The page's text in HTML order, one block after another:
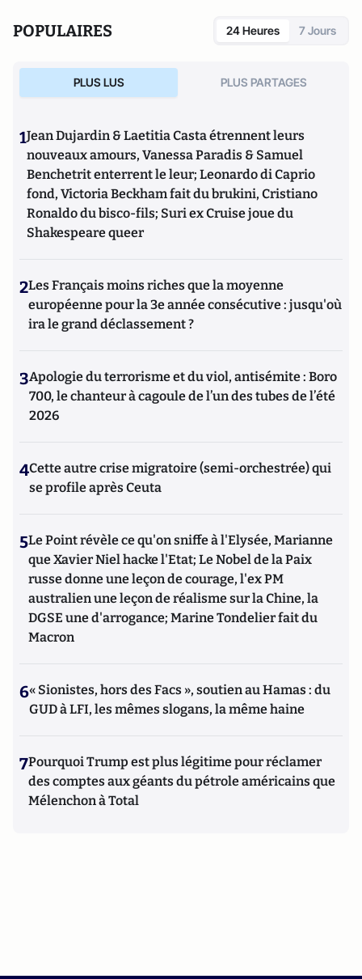
POPULAIRES 24 Heures 7 Jours
PLUS LUS PLUS PARTAGES
1Jean Dujardin & Laetitia Casta étrennent leurs
nouveaux amours, Vanessa Paradis & Samuel
Benchetrit enterrent le leur; Leonardo di Caprio
fond, Victoria Beckham fait du brukini, Cristiano
Ronaldo du bisco-fils; Suri ex Cruise joue du
Shakespeare queer
2Les Français moins riches que la moyenne
européenne pour la 3e année consécutive : jusqu'où
ira le grand déclassement ?
3Apologie du terrorisme et du viol, antisémite : Boro
700, le chanteur à cagoule de l’un des tubes de l’été
2026
4Cette autre crise migratoire (semi-orchestrée) qui
se profile après Ceuta
5Le Point révèle ce qu'on sniffe à l'Elysée, Marianne
que Xavier Niel hacke l'Etat; Le Nobel de la Paix
russe donne une leçon de courage, l'ex PM
australien une leçon de réalisme sur la Chine, la
DGSE une d'arrogance; Marine Tondelier fait du
Macron
6« Sionistes, hors des Facs », soutien au Hamas : du
GUD à LFI, les mêmes slogans, la même haine
7Pourquoi Trump est plus légitime pour réclamer
des comptes aux géants du pétrole américains que
Mélenchon à Total